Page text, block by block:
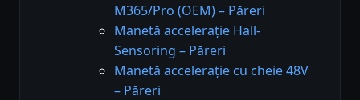
M365/Pro (OEM) – Păreri
Manetă accelerație Hall-
Sensoring – Păreri
Manetă accelerație cu cheie 48V
– Păreri